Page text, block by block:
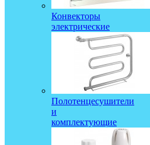
Конвекторы
электрические
Полотенцесушители
и
комплектующие